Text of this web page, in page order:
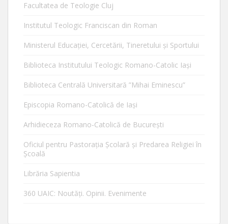
Facultatea de Teologie Cluj
Institutul Teologic Franciscan din Roman
Ministerul Educaţiei, Cercetării, Tineretului şi Sportului
Biblioteca Institutului Teologic Romano-Catolic Iaşi
Biblioteca Centrală Universitară ”Mihai Eminescu”
Episcopia Romano-Catolică de Iaşi
Arhidieceza Romano-Catolică de Bucureşti
Oficiul pentru Pastorația Școlară și Predarea Religiei în
Școală
Librăria Sapientia
360 UAIC: Noutăţi. Opinii. Evenimente